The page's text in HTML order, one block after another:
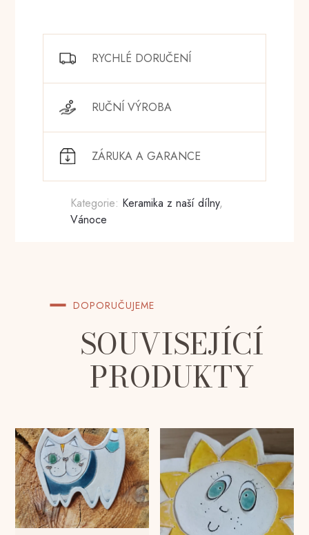
RYCHLÉ DORUČENÍ
RUČNÍ VÝROBA
ZÁRUKA A GARANCE
Kategorie: Keramika z naší dílny,
Vánoce
DOPORUČUJEME
SOUVISEJÍCÍ
PRODUKTY